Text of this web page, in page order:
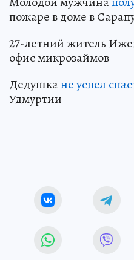
пожаре в доме в
27-летний житель
офис микрозаймов
Дедушкане успел
Удмуртии